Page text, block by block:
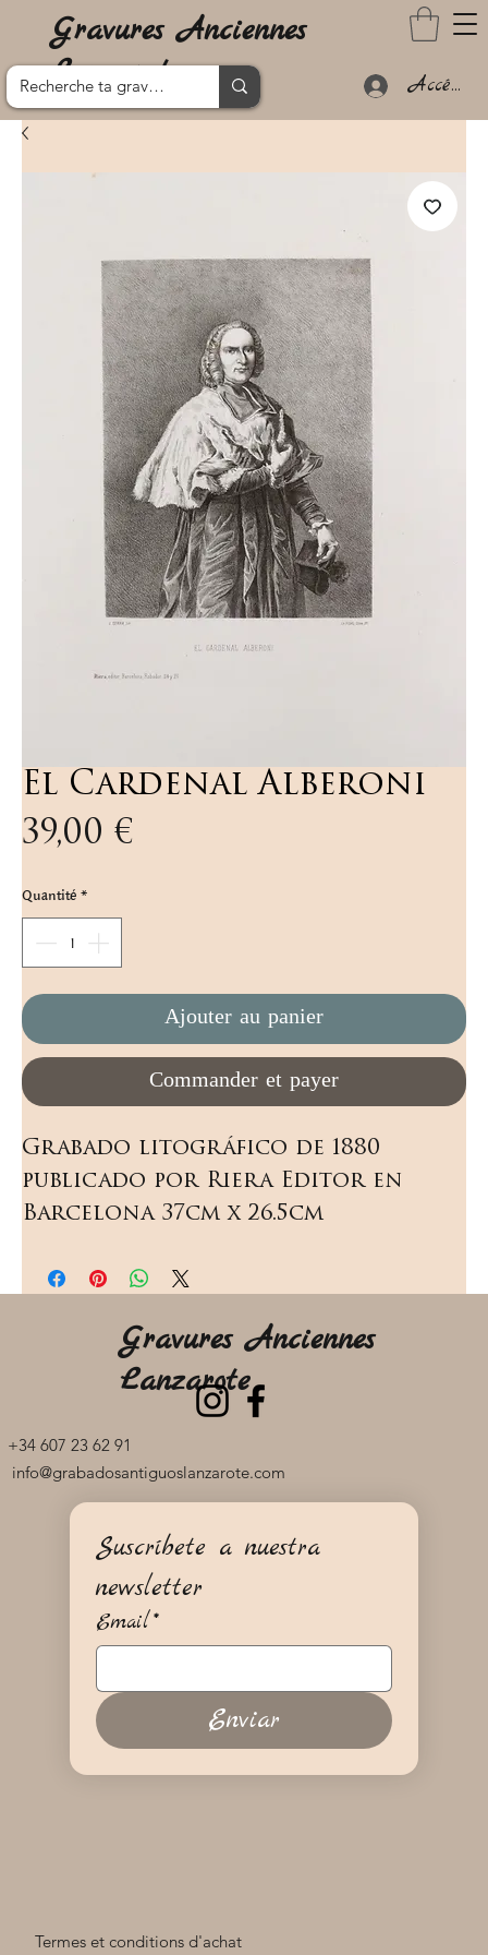
Gravures Anciennes
Lanzarote
Accéder
El Cardenal Alberoni
39,00 €
Quantité*
Ajouter au panier
Commander et payer
Grabado litográfico de 1880
publicado por Riera Editor en
Barcelona 37cm x 26.5cm
+34 607 23 62 91
info@grabadosantiguoslanzarote.com
Gravures Anciennes
Lanzarote
Termes et conditions d'achat
Suscríbete a nuestra
newsletter
Email*
Enviar